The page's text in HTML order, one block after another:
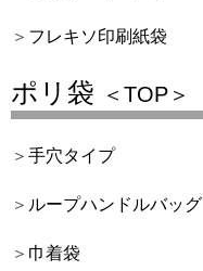
フレキソ印刷紙袋
ポリ袋 ＜TOP＞
手穴タイプ
ループハンドルバッグ
巾着袋